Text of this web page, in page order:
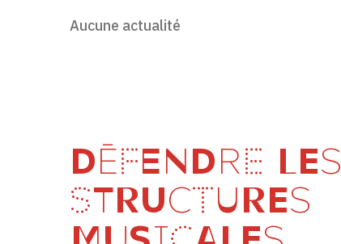
Aucune actualité
DÉFENDRE LES
STRUCTURES